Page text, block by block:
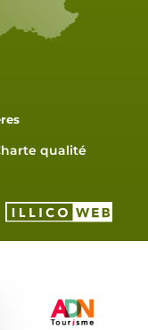
qualité